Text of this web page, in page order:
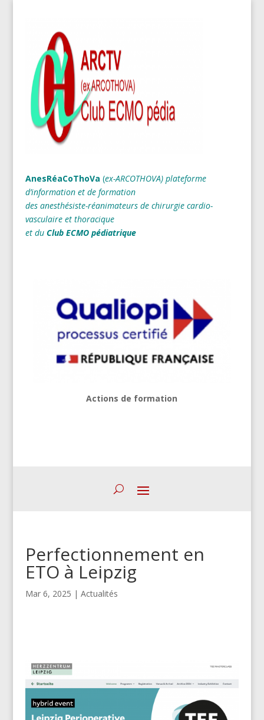
AnesRéaCoThoVa (ex-ARCOTHOVA) plateforme
d’information et de formation
des anesthésiste-réanimateurs de chirurgie cardio-
vasculaire et thoracique
et du Club ECMO pédiatrique
Actions de formation
Perfectionnement en
ETO à Leipzig
Mar 6, 2025 | Actualités